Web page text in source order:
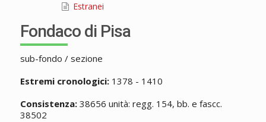
Estranei
Fondaco di Pisa
sub-fondo / sezione
Estremi cronologici:1378 - 1410
Consistenza:38656 unità: regg. 154, bb. e fascc.
38502